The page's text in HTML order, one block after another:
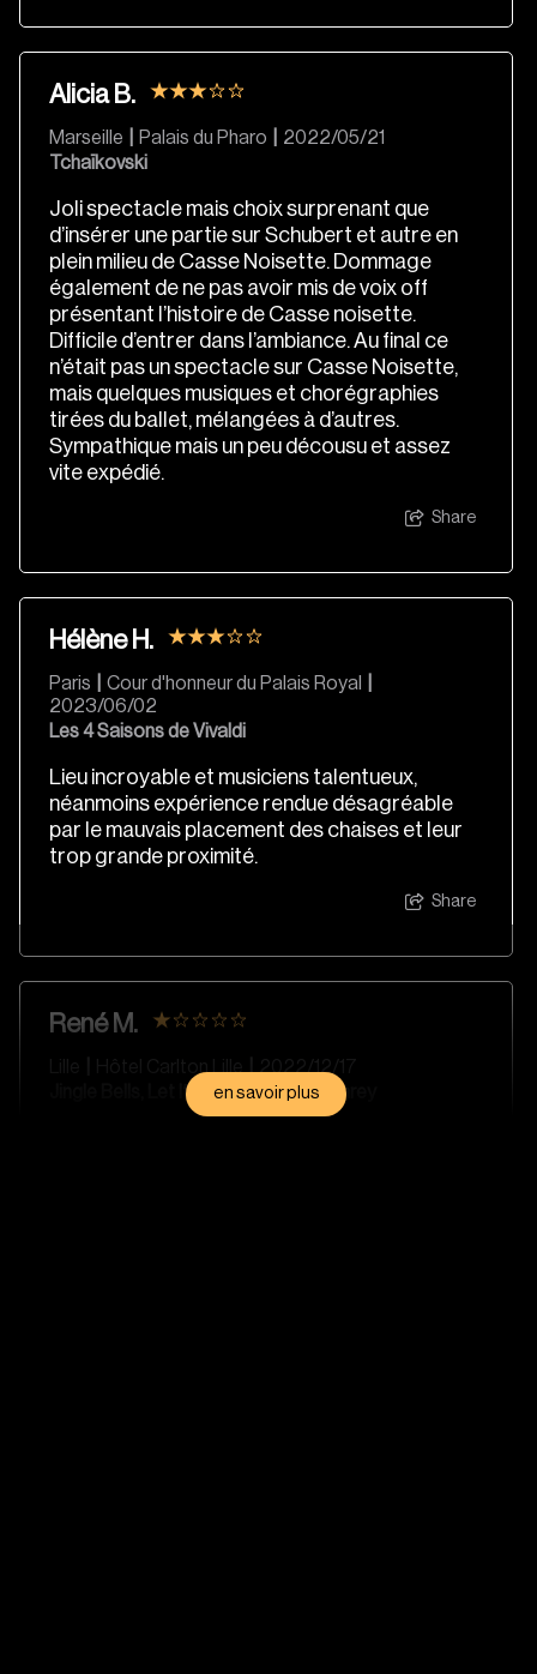
Alicia B.
Marseille Palais du Pharo
2022/05/21
Tchaïkovski
Joli spectacle mais choix surprenant que
d’insérer une partie sur Schubert et autre en
plein milieu de Casse Noisette. Dommage
également de ne pas avoir mis de voix off
présentant l’histoire de Casse noisette.
Difficile d’entrer dans l’ambiance. Au final ce
n’était pas un spectacle sur Casse Noisette,
mais quelques musiques et chorégraphies
tirées du ballet, mélangées à d’autres.
Sympathique mais un peu décousu et assez
vite expédié.
Share
Hélène H.
Paris Cour d'honneur du Palais Royal
2023/06/02
Les 4 Saisons de Vivaldi
Lieu incroyable et musiciens talentueux,
néanmoins expérience rendue désagréable
par le mauvais placement des chaises et leur
trop grande proximité.
Share
René M.
Hôtel Carlton Lille | 2022/12/17
Jingle Bells, Let It Snow et Mariah Carey
en savoir plus